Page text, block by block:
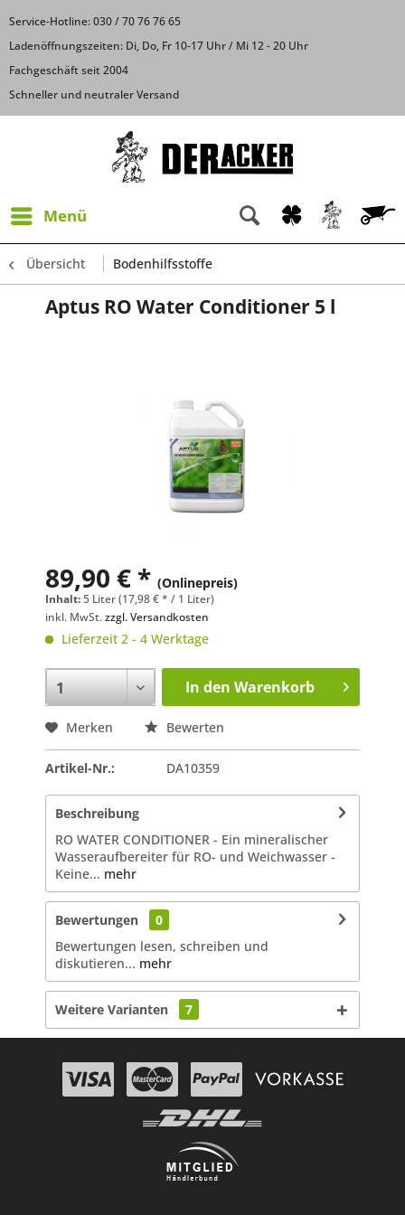
Service-Hotline: 030 / 70 76 76 65
Ladenöffnungszeiten: Di, Do, Fr 10-17 Uhr / Mi 12 - 20 Uhr
Fachgeschäft seit 2004
Schneller und neutraler Versand
Menü
Übersicht Bodenhilfsstoffe
Aptus RO Water Conditioner 5 l
89,90 € * (Onlinepreis)
Inhalt:5 Liter (17,98 € * / 1 Liter)
inkl. MwSt.zzgl. Versandkosten
Lieferzeit 2 - 4 Werktage
In den Warenkorb
Merken Bewerten
Artikel-Nr.: DA10359
Beschreibung
RO WATER CONDITIONER - Ein mineralischer
Wasseraufbereiter für RO- und Weichwasser -
Keine... mehr
Bewertungen
0
Bewertungen lesen, schreiben und
diskutieren... mehr
Weitere Varianten 7